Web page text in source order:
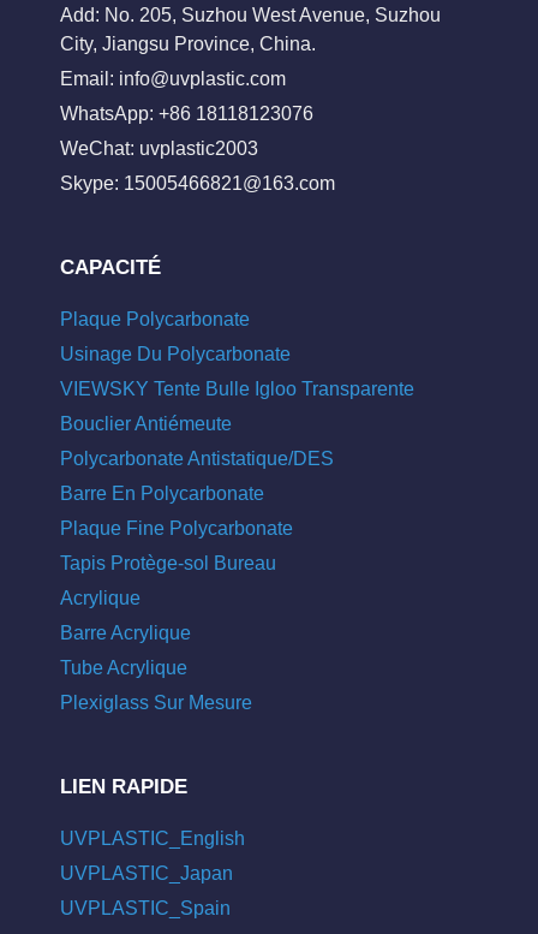
Add: No. 205, Suzhou West Avenue, Suzhou
City, Jiangsu Province, China.
Email: info@uvplastic.com
WhatsApp: +86 18118123076
WeChat: uvplastic2003
Skype: 15005466821@163.com
CAPACITÉ
Plaque Polycarbonate
Usinage Du Polycarbonate
VIEWSKY Tente Bulle Igloo Transparente
Bouclier Antiémeute
Polycarbonate Antistatique/DES
Barre En Polycarbonate
Plaque Fine Polycarbonate
Tapis Protège-sol Bureau
Acrylique
Barre Acrylique
Tube Acrylique
Plexiglass Sur Mesure
LIEN RAPIDE
UVPLASTIC_English
UVPLASTIC_Japan
UVPLASTIC_Spain